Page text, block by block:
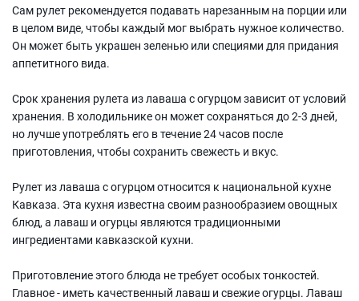
Сам рулет рекомендуется подавать нарезанным на порции или
в целом виде, чтобы каждый мог выбрать нужное количество.
Он может быть украшен зеленью или специями для придания
аппетитного вида.
Срок хранения рулета из лаваша с огурцом зависит от условий
хранения. В холодильнике он может сохраняться до 2-3 дней,
но лучше употреблять его в течение 24 часов после
приготовления, чтобы сохранить свежесть и вкус.
Рулет из лаваша с огурцом относится к национальной кухне
Кавказа. Эта кухня известна своим разнообразием овощных
блюд, а лаваш и огурцы являются традиционными
ингредиентами кавказской кухни.
Приготовление этого блюда не требует особых тонкостей.
Главное - иметь качественный лаваш и свежие огурцы. Лаваш